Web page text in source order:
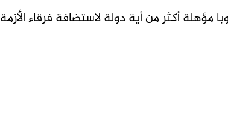
أكثر من أية دولة لاستضافة فرقاء الأزمة